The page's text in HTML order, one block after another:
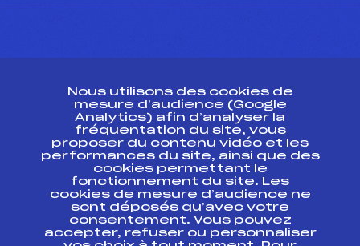
Ressources
Pass’Neige
Projet sportif fédéral
Projet de performance fédéral
Antidopage
Pôle Développement, Formation, Suivi
Scientifique
Nous utilisons des cookies de
mesure d’audience (Google
Analytics) afin d’analyser la
fréquentation du site, vous
proposer du contenu vidéo et les
performances du site, ainsi que des
cookies permettant le
fonctionnement du site. Les
cookies de mesure d’audience ne
sont déposés qu’avec votre
consentement. Vous pouvez
accepter, refuser ou personnaliser